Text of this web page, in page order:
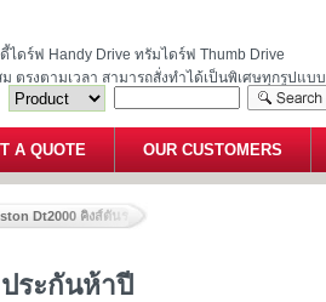
ดร์ฟ Handy Drive ทรัมไดร์ฟ Thumb Drive
ตรงตามเวลา สามารถสั่งทำได้เป็นพิเศษทุกรูปแบบ
A QUOTE OUR CUSTOMERS
Dt2000 คิงส์ตันราคาส่ง ติดโลโก้ ประกันห้าปี
ระกันห้าปี